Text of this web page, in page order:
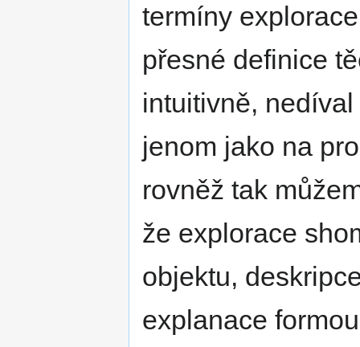
termíny
přesné definice
intuitivně,
jenom jako na
rovněž tak
že explorace
objektu,
explanace